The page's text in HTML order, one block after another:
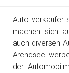
Auto verkäufer
machen sich
auch diversen
Arendsee
der